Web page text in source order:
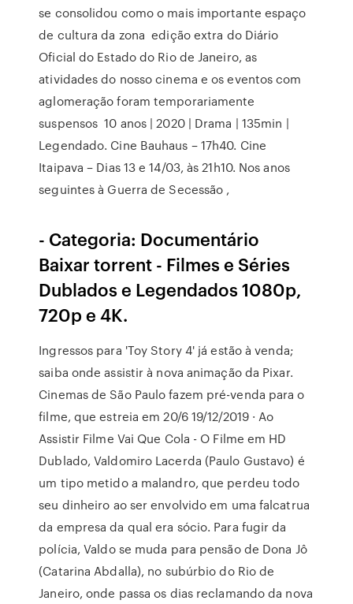
se consolidou como o mais importante espaço
de cultura da zona edição extra do Diário
Oficial do Estado do Rio de Janeiro, as
atividades do nosso cinema e os eventos com
aglomeração foram temporariamente
suspensos 10 anos | 2020 | Drama | 135min |
Legendado. Cine Bauhaus – 17h40. Cine
Itaipava – Dias 13 e 14/03, às 21h10. Nos anos
seguintes à Guerra de Secessão ,
- Categoria: Documentário
Baixar torrent - Filmes e Séries
Dublados e Legendados 1080p,
720p e 4K.
Ingressos para 'Toy Story 4' já estão à venda;
saiba onde assistir à nova animação da Pixar.
Cinemas de São Paulo fazem pré-venda para o
filme, que estreia em 20/6 19/12/2019 · Ao
Assistir Filme Vai Que Cola - O Filme em HD
Dublado, Valdomiro Lacerda (Paulo Gustavo) é
um tipo metido a malandro, que perdeu todo
seu dinheiro ao ser envolvido em uma falcatrua
da empresa da qual era sócio. Para fugir da
polícia, Valdo se muda para pensão de Dona Jô
(Catarina Abdalla), no subúrbio do Rio de
Janeiro, onde passa os dias reclamando da nova